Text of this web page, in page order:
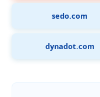
sedo.com
dynadot.com